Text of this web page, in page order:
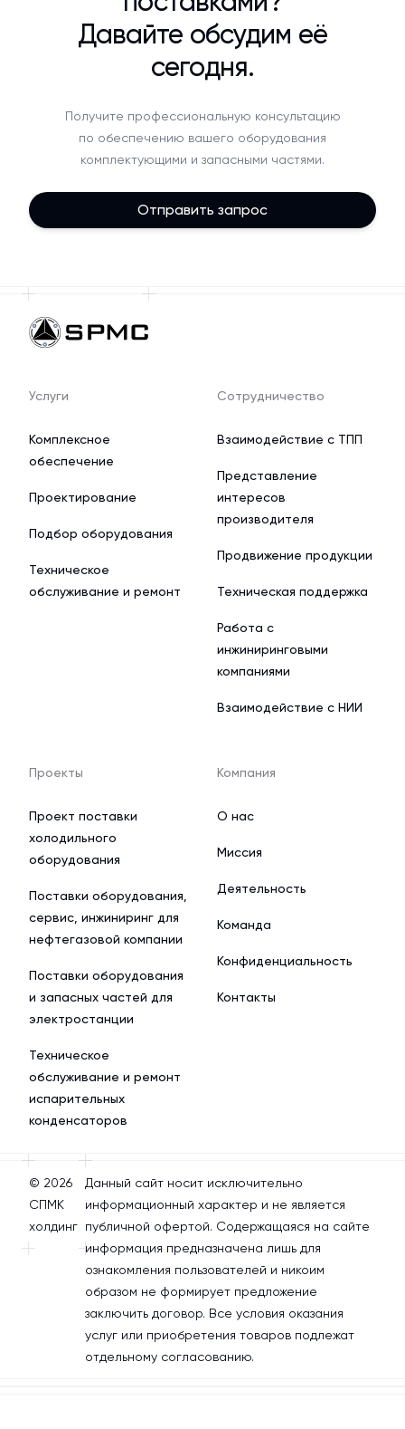
Давайте обсудим её
сегодня.
Получите профессиональную консультацию
по обеспечению вашего оборудования
комплектующими и запасными частями.
Отправить запрос
Услуги
Комплексное
обеспечение
Проектирование
Подбор оборудования
Техническое
обслуживание и ремонт
Сотрудничество
Взаимодействие с ТПП
Представление
интересов
производителя
Продвижение продукции
Техническая поддержка
Работа с
инжиниринговыми
компаниями
Взаимодействие с НИИ
Проекты
Проект поставки
холодильного
оборудования
Поставки оборудования,
сервис, инжиниринг для
нефтегазовой компании
Поставки оборудования
и запасных частей для
электростанции
Техническое
обслуживание и ремонт
испарительных
конденсаторов
Компания
О нас
Миссия
Деятельность
Команда
Конфиденциальность
Контакты
© 2026
СПМК
холдинг
Данный сайт носит исключительно
информационный характер и не является
публичной офертой. Содержащаяся на сайте
информация предназначена лишь для
ознакомления пользователей и никоим
образом не формирует предложение
заключить договор. Все условия оказания
услуг или приобретения товаров подлежат
отдельному согласованию.